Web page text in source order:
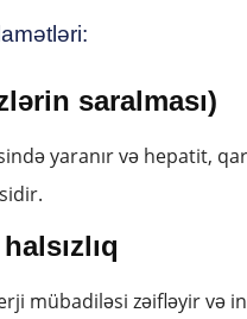
saralması)
yaranır və hepatit,
mübadiləsi zəifləyir və